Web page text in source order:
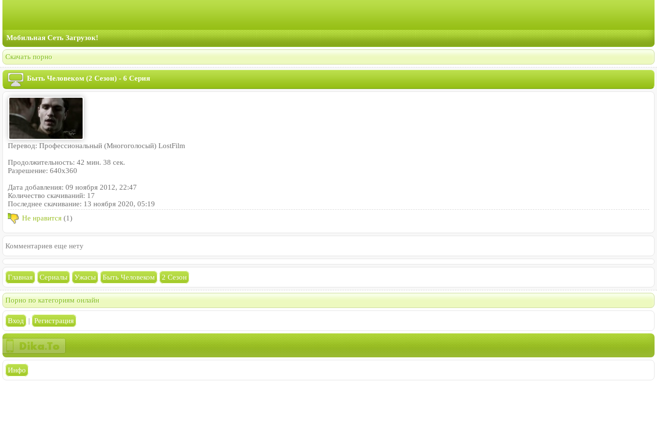
Мобильная Сеть Загрузок!
Скачать порно
Быть Человеком (2 Сезон) - 6 Серия
Перевод: Профессиональный (Многоголосый) LostFilm
Продолжительность: 42 мин. 38 сек.
Разрешение: 640x360
Дата добавления: 09 ноября 2012, 22:47
Количество скачиваний: 17
Последнее скачивание: 13 ноября 2020, 05:19
Не нравится (1)
Комментариев еще нету
Главная Сериалы Ужасы Быть Человеком 2 Сезон
Порно по категориям онлайн
Вход | Регистрация
Инфо